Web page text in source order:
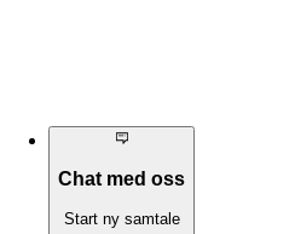
Chat med oss
Start ny samtale